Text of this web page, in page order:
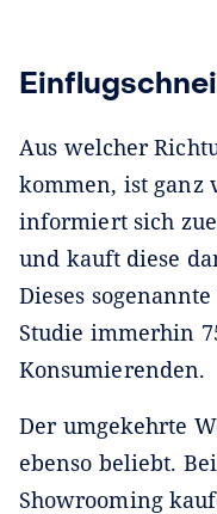
Aus welcher
kommen, ist ganz
informiert sich
und kauft diese
Dieses
Studie immerhin
Konsumierenden.
Der umgekehrte
ebenso beliebt.
Showrooming